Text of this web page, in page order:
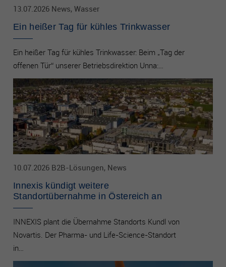
13.07.2026 News, Wasser
Ein heißer Tag für kühles Trinkwasser
Ein heißer Tag für kühles Trinkwasser: Beim „Tag der
offenen Tür“ unserer Betriebsdirektion Unna:…
10.07.2026 B2B-Lösungen, News
Innexis kündigt weitere
Standortübernahme in Östereich an
INNEXIS plant die Übernahme Standorts Kundl von
Novartis. Der Pharma- und Life-Science-Standort
in…